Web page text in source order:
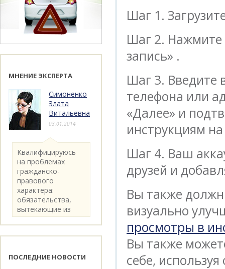
Шаг 1.
Шаг 2. Нажмите
запись» .
Шаг 3.
телефона или
«Далее» и
инструкциям
Шаг 4. Ваш
друзей и
Вы также
визуально
просмотры в
Вы также
себе,
МНЕНИЕ ЭКСПЕРТА
Симоненко
Злата
Витальевна
03.01.2014
Квалифицируюсь
на проблемах
гражданско-
правового
характера:
обязательства,
вытекающие из
категории..
ПОСЛЕДНИЕ НОВОСТИ